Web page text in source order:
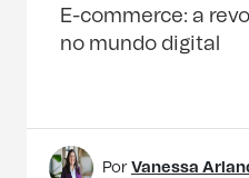
E-commerce: a
no mundo digital
Por Vanessa